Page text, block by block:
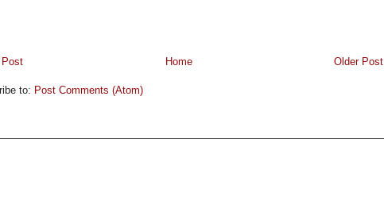
Post Older Post
Home
to: Post Comments (Atom)